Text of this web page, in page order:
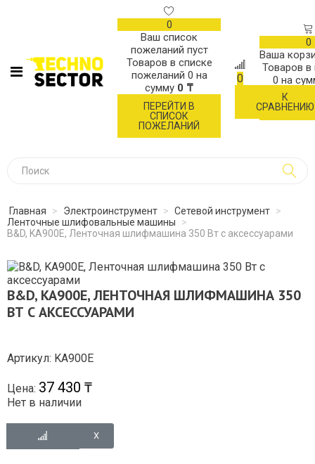
0
Ваш список
пожеланий пуст
Товаров в списке
пожеланий 0 на
сумму 0 ₸
ПЕРЕЙТИ В
СПИСОК
ПОЖЕЛАНИЙ
0
К
СРАВНЕНИЮ
0
Ваша
Товаров в
0 на
Главная > Электроинструмент > Сетевой инструмент >
Ленточные шлифовальные машины
>
B&D, KA900E, Ленточная шлифмашина 350 Вт с аксессуарами
B&D, KA900E, ЛЕНТОЧНАЯ ШЛИФМАШИНА 350
ВТ С АКСЕССУАРАМИ
Артикул: KA900E
Цена: 37 430 ₸
Нет в наличии